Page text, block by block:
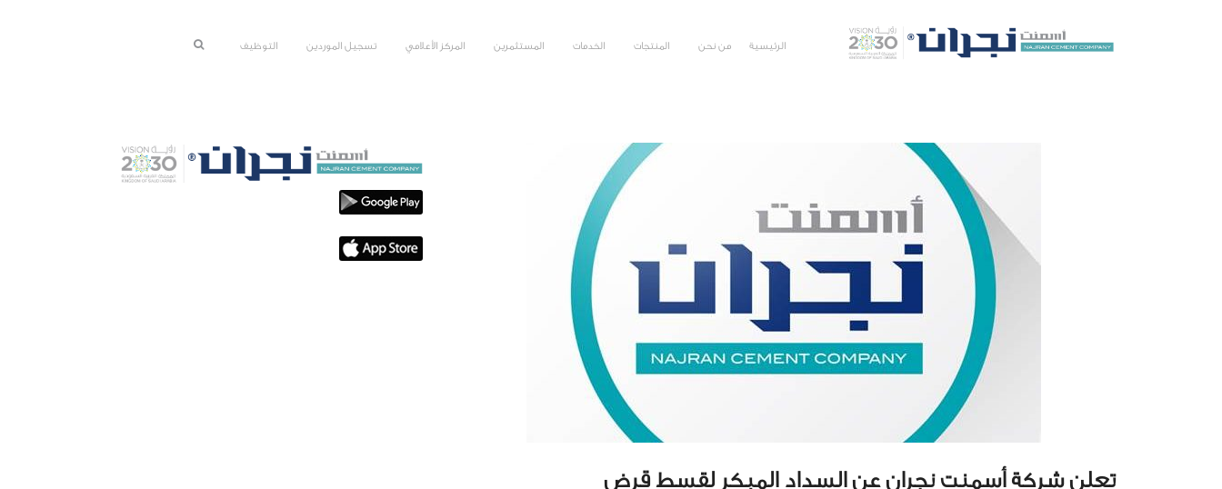
الرئيسية من نحن المنتجات الخدمات المستثمرين المركز الأعلامي تسجيل الموردين التوظيف
تعلن شركة أسمنت نجران عن السداد المبكر لقسط قرض